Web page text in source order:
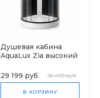
Душевая кабина
AquaLux Zia высокий
29 199 руб.
36 499 руб.
В КОРЗИНУ